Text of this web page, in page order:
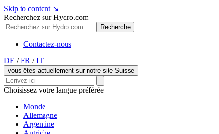
Skip to content ↘
Recherchez sur Hydro.com
Recherche
Contactez-nous
DE / FR / IT
vous êtes actuellement sur notre site Suisse
Choisissez votre langue préférée
Monde
Allemagne
Argentine